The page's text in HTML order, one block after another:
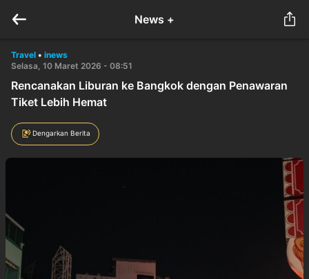
News +
Travel • inews
Selasa, 10 Maret 2026 - 08:51
Rencanakan Liburan ke Bangkok dengan Penawaran
Tiket Lebih Hemat
Dengarkan Berita